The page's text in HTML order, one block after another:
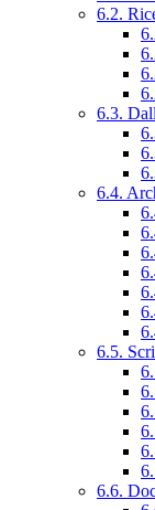
6.2.
6.3.
6.4.
6.5.
6.6.